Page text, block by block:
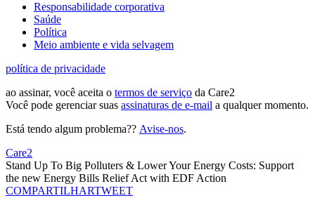
Responsabilidade corporativa
Saúde
Política
Meio ambiente e vida selvagem
política de privacidade
ao assinar, você aceita o termos de serviço da Care2
Você pode gerenciar suas assinaturas de e-mail a qualquer momento.
Está tendo algum problema?? Avise-nos.
Care2
Stand Up To Big Polluters & Lower Your Energy Costs: Support
the new Energy Bills Relief Act with EDF Action
COMPARTILHARTWEET